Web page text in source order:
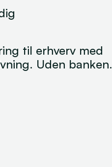
til erhverv med
Uden banken.